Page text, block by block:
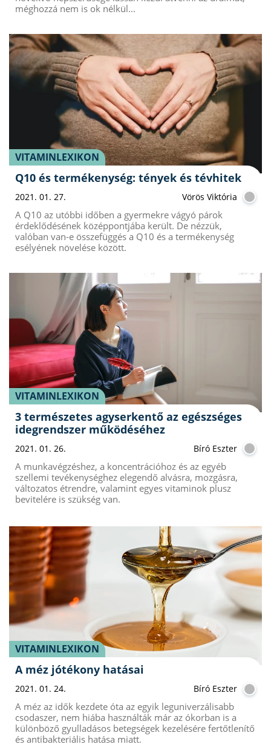
méghozzá nem is ok nélkül...
VITAMINLEXIKON
Q10 és termékenység: tények és tévhitek
2021. 01. 27. Vörös Viktória
A Q10 az utóbbi időben a gyermekre vágyó párok
érdeklődésének középpontjába került. De nézzük,
valóban van-e összefüggés a Q10 és a termékenység
esélyének növelése között.
VITAMINLEXIKON
3 természetes agyserkentő az egészséges
idegrendszer működéséhez
2021. 01. 26. Bíró Eszter
A munkavégzéshez, a koncentrációhoz és az egyéb
szellemi tevékenységhez elegendő alvásra, mozgásra,
változatos étrendre, valamint egyes vitaminok plusz
bevitelére is szükség van.
VITAMINLEXIKON
A méz jótékony hatásai
2021. 01. 24. Bíró Eszter
A méz az idők kezdete óta az egyik leguniverzálisabb
csodaszer, nem hiába használták már az ókorban is a
különböző gyulladásos betegségek kezelésére fertőtlenítő
és antibakteriális hatása miatt.